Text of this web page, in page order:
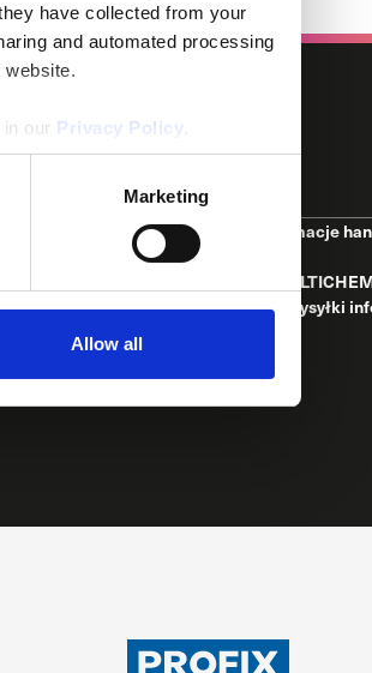
have collected from your
and automated processing
website.
our Privacy Policy
Marketing
Allow all
od Multichem Sp. z o.o. informacje
mnie adres e-mail.
Twoich danych osobowych jest
dane będą przetwarzane w celu wysyłki
do danych, ich sprostowania, ograniczenia
usunięcia, sprzeciwu, przenoszenia danych,
skargi do organu nadzorczego. Dodatkowe